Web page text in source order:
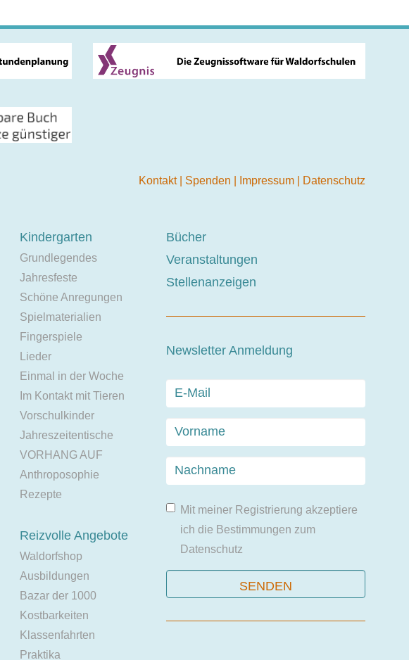
Kontakt Spenden Impressum Datenschutz
Kindergarten
Grundlegendes
Jahresfeste
Schöne Anregungen
Spielmaterialien
Fingerspiele
Lieder
Einmal in der Woche
Im Kontakt mit Tieren
Vorschulkinder
Jahreszeitentische
VORHANG AUF
Anthroposophie
Rezepte
Reizvolle Angebote
Waldorfshop
Ausbildungen
Bazar der 1000
Kostbarkeiten
Klassenfahrten
Praktika
Bücher
Veranstaltungen
Stellenanzeigen
Newsletter Anmeldung
Mit meiner Registrierung akzeptiere
ich die Bestimmungen zum
Datenschutz